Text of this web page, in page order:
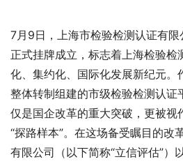
7月9日，上海市检验检测认证有限
正式挂牌成立，标志着上海检验检
化、集约化、国际化发展新纪元。
整体转制组建的市级检验检测认证
仅是国企改革的重大突破，更被视
“探路样本”。在这场备受瞩目的改
有限公司（以下简称“立信评估”）